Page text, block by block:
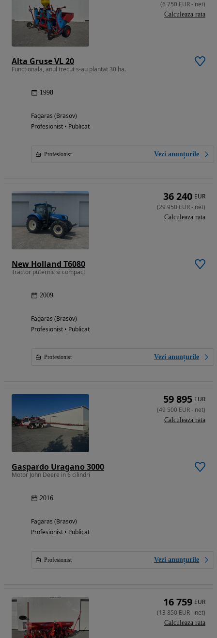
Alta Gruse VL 20
Functionala, anul trecut s-au plantat 30 ha.
1998
Fagaras (Brasov)
Profesionist • Publicat
Profesionist Vezi anunțurile
(6 750 EUR- net)
Calculeaza rata
New Holland T6080
Tractor puternic si compact
2009
Fagaras (Brasov)
Profesionist • Publicat
Profesionist Vezi anunțurile
36 240 EUR
(29 950 EUR- net)
Calculeaza rata
Gaspardo Uragano 3000
Motor John Deere in 6 cilindri
2016
Fagaras (Brasov)
Profesionist • Publicat
Profesionist Vezi anunțurile
59 895 EUR
(49 500 EUR- net)
Calculeaza rata
16 759 EUR
(13 850 EUR- net)
Calculeaza rata